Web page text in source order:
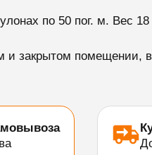
по 50 пог. м. Вес 18
и закрытом помещении, в